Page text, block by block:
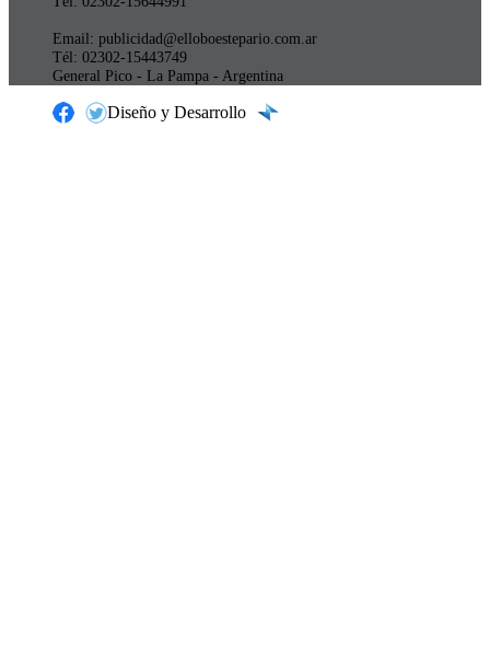
Email: publicidad@elloboestepario.com.ar
Tél: 02302-15443749
General Pico - La Pampa - Argentina
Diseño y Desarrollo